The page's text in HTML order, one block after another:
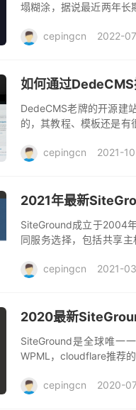
塌糊涂，据说最近两年长
cepingcn
2022-
如何通过
DedeCMS老牌的开源建
的，其教程、模板还是有
cepingcn
2021-
2021年最新
SiteGround成立于2004
同服务选择，包括共享
cepingcn
2021-
2020最新
SiteGround是全球唯一
WPML，cloudflare推荐
cepingcn
2020-